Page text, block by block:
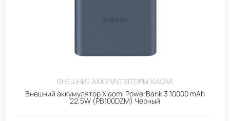
ВНЕШНИЕ АККУМУЛЯТОРЫ XIAOMI
Внешний аккумулятор Xiaomi PowerBank 3 10000 mAh
22,5W (PB100DZM) Черный